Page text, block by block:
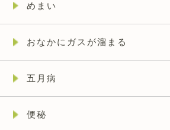
めまい
おなかにガスが溜まる
五月病
便秘